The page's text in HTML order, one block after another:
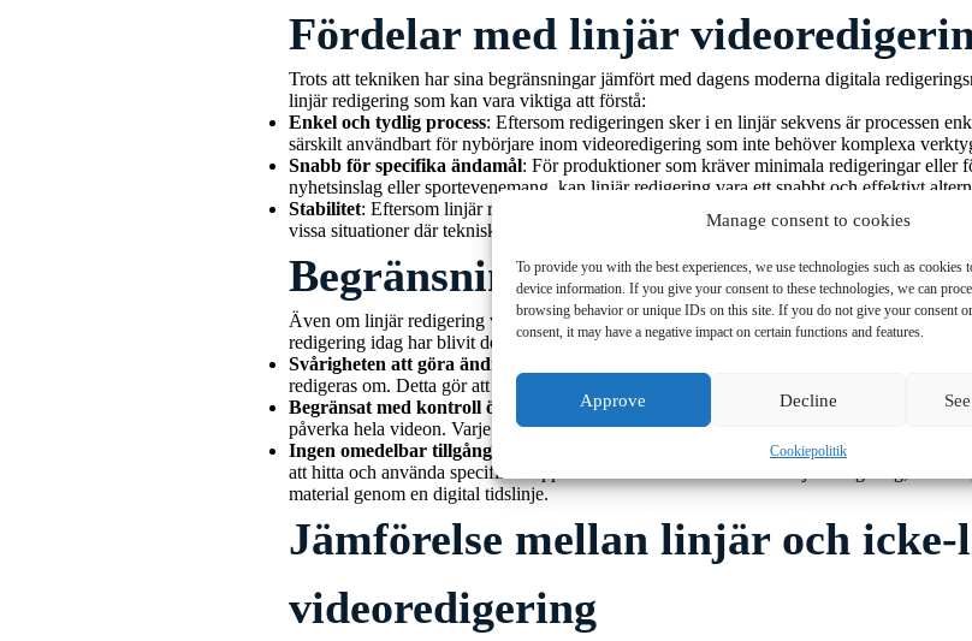
Manage consent to cookies
To provide you with the best experiences, we use technologies such as cookies
device information. If you give your consent to these technologies, we can
browsing behavior or unique IDs on this site. If you do not give your consent
consent, it may have a negative impact on certain functions and features.
Approve Decline
Cookiepolitik
Fördelar med linjär
Trots att tekniken har sina begränsningar jämfört med dagens moderna digitala
linjär redigering som kan vara viktiga att förstå:
Enkel och tydlig process: Eftersom redigeringen sker i en linjär sekvens är processen
särskilt användbart för nybörjare inom videoredigering som inte behöver komplexa
Snabb för specifika ändamål: För produktioner som kräver minimala redigeringar eller
nyhetsinslag eller sportevenemang, kan linjär redigering vara ett snabbt och effektivt
Stabilitet: Eftersom linjär redigering inte kräver datorer eller avancerad digital teknik,
vissa situationer där tekniska fel annars kan orsaka problem.
Begränsningar med linjär
Även om linjär redigering var en standardmetod under många år, finns det vissa
redigering idag har blivit den dominerande metoden. Några av de viktigaste
Svårigheten att göra ändringar
: Om en redigerare vill ändra något längre bak i
redigeras om. Detta gör att processen kan bli mycket tidskrävande och ineffektiv om
Begränsat med kontroll över klippen: Med linjär redigering är det svårt att flytta om
påverka hela videon. Varje ändring påverkar sekvensen, vilket begränsar flexibiliteten i
Ingen omedelbar tillgång till allt material
: Eftersom videomaterialet lagras på band,
att hitta och använda specifika klipp. Detta står i kontrast till icke-linjär redigering, där
material genom en digital tidslinje.
Jämförelse mellan linjär och
videoredigering